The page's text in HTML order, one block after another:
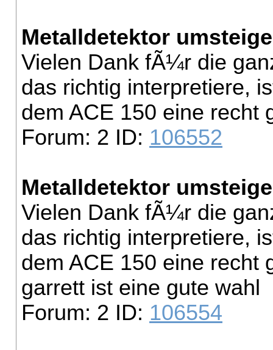
Metalldetektor
Vielen Dank fÃ¼r die
das richtig interpretiere,
dem ACE 150 eine recht
Forum: 2 ID: 106552
Metalldetektor
Vielen Dank fÃ¼r die
das richtig interpretiere,
dem ACE 150 eine recht
garrett ist eine gute wahl
Forum: 2 ID: 106554